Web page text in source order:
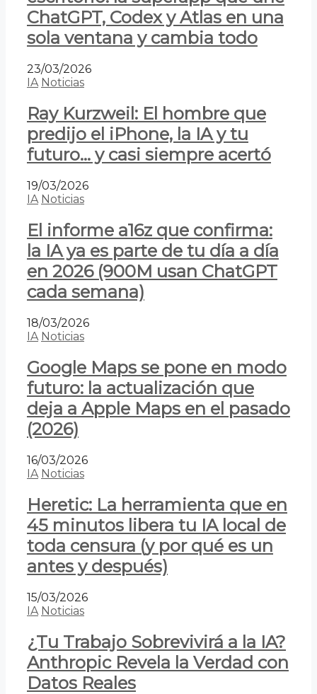
ChatGPT, Codex y Atlas en una
sola ventana y cambia todo
23/03/2026
IA Noticias
Ray Kurzweil: El hombre que
predijo el iPhone, la IA y tu
futuro… y casi siempre acertó
19/03/2026
IA Noticias
El informe a16z que confirma:
la IA ya es parte de tu día a día
en 2026 (900M usan ChatGPT
cada semana)
18/03/2026
IA Noticias
Google Maps se pone en modo
futuro: la actualización que
deja a Apple Maps en el pasado
(2026)
16/03/2026
IA Noticias
Heretic: La herramienta que en
45 minutos libera tu IA local de
toda censura (y por qué es un
antes y después)
15/03/2026
IA Noticias
¿Tu Trabajo Sobrevivirá a la IA?
Anthropic Revela la Verdad con
Datos Reales